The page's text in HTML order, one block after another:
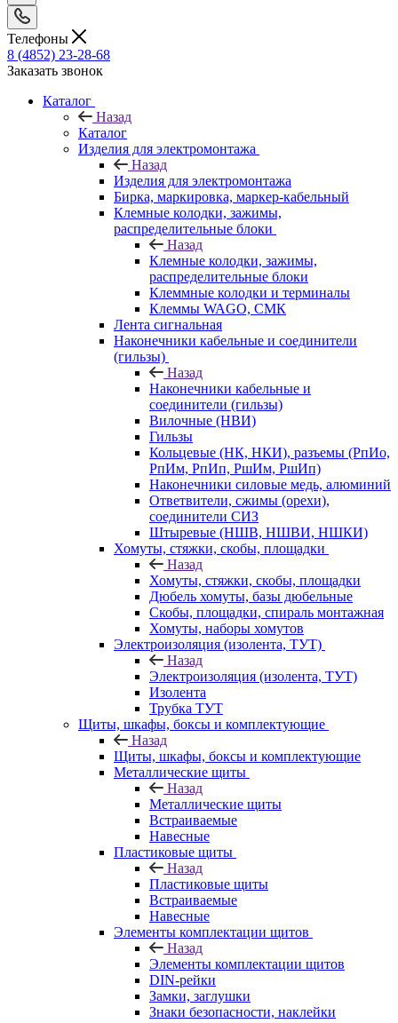
Телефоны
8 (4852) 23-28-68
Заказать звонок
Каталог
Назад
Каталог
Изделия для электромонтажа
Назад
Изделия для электромонтажа
Бирка, маркировка, маркер-кабельный
Клемные колодки, зажимы,
распределительные блоки
Назад
Клемные колодки, зажимы,
распределительные блоки
Клеммные колодки и терминалы
Клеммы WAGO, СМК
Лента сигнальная
Наконечники кабельные и соединители
(гильзы)
Назад
Наконечники кабельные и
соединители (гильзы)
Вилочные (НВИ)
Гильзы
Кольцевые (НК, НКИ), разъемы (РпИо,
РпИм, РпИп, РшИм, РшИп)
Наконечники силовые медь, алюминий
Ответвители, сжимы (орехи),
соединители СИЗ
Штыревые (НШВ, НШВИ, НШКИ)
Хомуты, стяжки, скобы, площадки
Назад
Хомуты, стяжки, скобы, площадки
Дюбель хомуты, базы дюбельные
Скобы, площадки, спираль монтажная
Хомуты, наборы хомутов
Электроизоляция (изолента, ТУТ)
Назад
Электроизоляция (изолента, ТУТ)
Изолента
Трубка ТУТ
Щиты, шкафы, боксы и комплектующие
Назад
Щиты, шкафы, боксы и комплектующие
Металлические щиты
Назад
Металлические щиты
Встраиваемые
Навесные
Пластиковые щиты
Назад
Пластиковые щиты
Встраиваемые
Навесные
Элементы комплектации щитов
Назад
Элементы комплектации щитов
DIN-рейки
Замки, заглушки
Знаки безопасности, наклейки